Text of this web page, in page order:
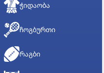
ᲭᲘᲓᲐᲝᲑᲐ
ᲩᲝᲒᲑᲣᲠᲗᲘ
ᲠᲐᲒᲑᲘ